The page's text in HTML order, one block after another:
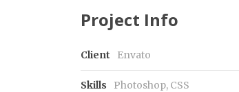
Project Info
Client Envato
Skills Photoshop, CSS